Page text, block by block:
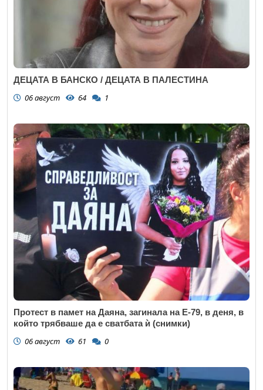
ДЕЦАТА В БАНСКО / ДЕЦАТА В ПАЛЕСТИНА
06 август 64 1
Протест в памет на Даяна, загинала на Е-79, в деня, в
който трябваше да е сватбата ѝ (снимки)
06 август 61 0